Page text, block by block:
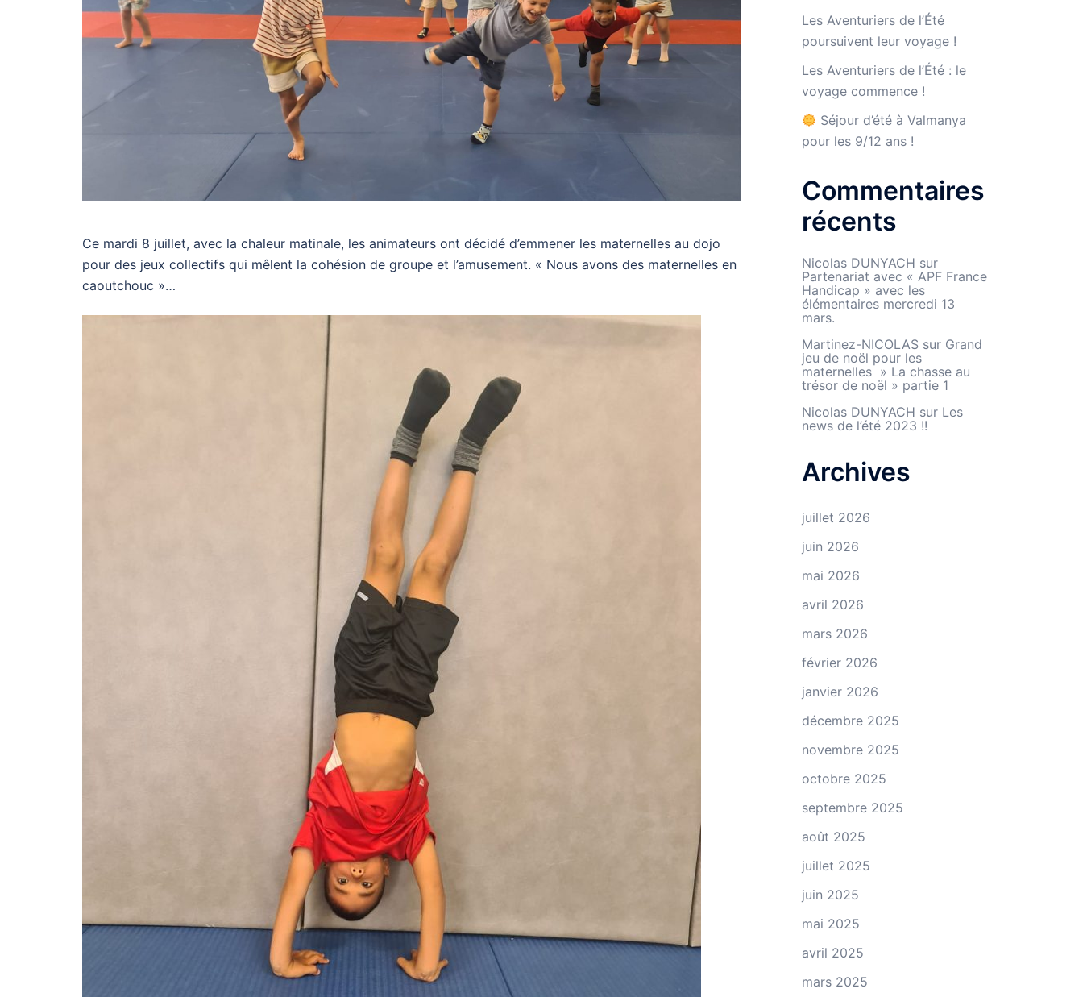
Ce mardi 8 juillet, avec la chaleur matinale, les animateurs ont décidé d’emmener les maternelles au dojo
pour des jeux collectifs qui mêlent la cohésion de groupe et l’amusement. « Nous avons des maternelles en
caoutchouc »…
Les Aventuriers de l’Été
poursuivent leur voyage !
Les Aventuriers de l’Été : le
voyage commence !
Séjour d’été à Valmanya
pour les 9/12 ans !
Commentaires
récents
Nicolas DUNYACH sur
Partenariat avec « APF France
Handicap » avec les
élémentaires mercredi 13
mars.
Martinez-NICOLASsur Grand
jeu de noël pour les
maternelles » La chasse au
trésor de noël » partie 1
Nicolas DUNYACH sur Les
news de l’été 2023 !!
Archives
juillet 2026
juin 2026
mai 2026
avril 2026
mars 2026
février 2026
janvier 2026
décembre 2025
novembre 2025
octobre 2025
septembre 2025
août 2025
juillet 2025
juin 2025
mai 2025
avril 2025
mars 2025